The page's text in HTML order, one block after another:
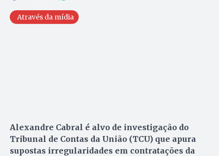
Através da mídia
Alexandre Cabral é alvo de investigação do
Tribunal de Contas da União (TCU) que apura
supostas irregularidades em contratações da